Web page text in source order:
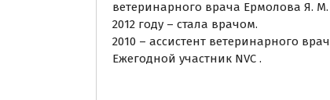
ветеринарного врача Ермолова Я.
2012 году – стала врачом.
2010 – ассистент ветеринарного
Ежегодной участник NVC .